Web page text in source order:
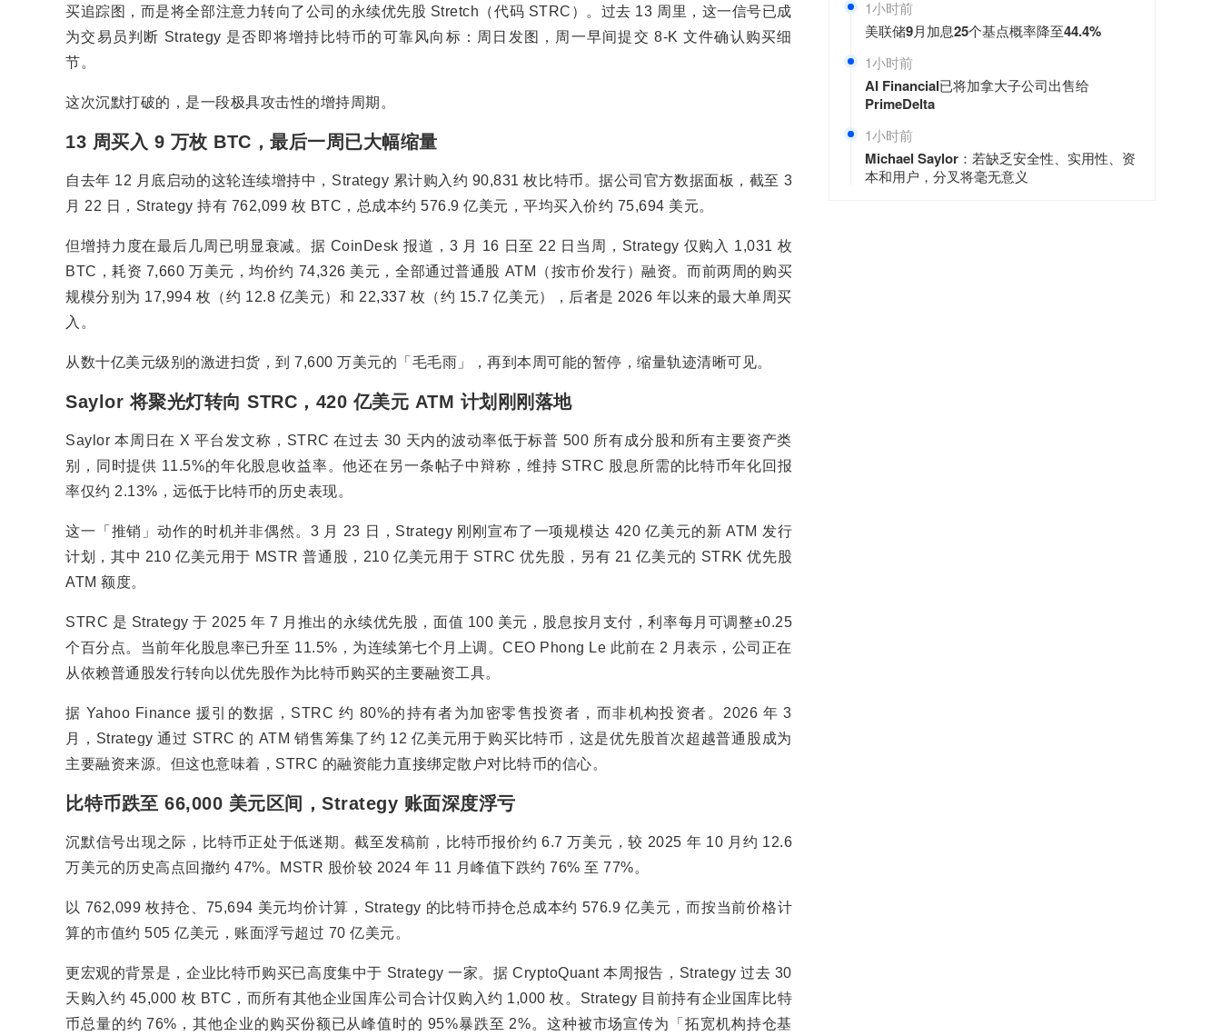
买追踪图，而是将全部注意力转向了公司的永续优先股 Stretch（代码 STRC）。过去 13 周里，这一信号已成
为交易员判断 Strategy 是否即将增持比特币的可靠风向标：周日发图，周一早间提交 8-K 文件确认购买细
节。
这次沉默打破的，是一段极具攻击性的增持周期。
13 周买入 9 万枚 BTC，最后一周已大幅缩量
自去年 12 月底启动的这轮连续增持中，Strategy 累计购入约 90,831 枚比特币。据公司官方数据面板，截至 3
月 22 日，Strategy 持有 762,099 枚 BTC，总成本约 576.9 亿美元，平均买入价约 75,694 美元。
但增持力度在最后几周已明显衰减。据 CoinDesk 报道，3 月 16 日至 22 日当周，Strategy 仅购入 1,031 枚
BTC，耗资 7,660 万美元，均价约 74,326 美元，全部通过普通股 ATM（按市价发行）融资。而前两周的购买
规模分别为 17,994 枚（约 12.8 亿美元）和 22,337 枚（约 15.7 亿美元），后者是 2026 年以来的最大单周买
入。
从数十亿美元级别的激进扫货，到 7,600 万美元的「毛毛雨」，再到本周可能的暂停，缩量轨迹清晰可见。
Saylor 将聚光灯转向 STRC，420 亿美元 ATM 计划刚刚落地
Saylor 本周日在 X 平台发文称，STRC 在过去 30 天内的波动率低于标普 500 所有成分股和所有主要资产类
别，同时提供 11.5%的年化股息收益率。他还在另一条帖子中辩称，维持 STRC 股息所需的比特币年化回报
率仅约 2.13%，远低于比特币的历史表现。
这一「推销」动作的时机并非偶然。3 月 23 日，Strategy 刚刚宣布了一项规模达 420 亿美元的新 ATM 发行
计划，其中 210 亿美元用于 MSTR 普通股，210 亿美元用于 STRC 优先股，另有 21 亿美元的 STRK 优先股
ATM 额度。
STRC 是 Strategy 于 2025 年 7 月推出的永续优先股，面值 100 美元，股息按月支付，利率每月可调整±0.25
个百分点。当前年化股息率已升至 11.5%，为连续第七个月上调。CEO Phong Le 此前在 2 月表示，公司正在
从依赖普通股发行转向以优先股作为比特币购买的主要融资工具。
据 Yahoo Finance 援引的数据，STRC 约 80%的持有者为加密零售投资者，而非机构投资者。2026 年 3
月，Strategy 通过 STRC 的 ATM 销售筹集了约 12 亿美元用于购买比特币，这是优先股首次超越普通股成为
主要融资来源。但这也意味着，STRC 的融资能力直接绑定散户对比特币的信心。
比特币跌至 66,000 美元区间，Strategy 账面深度浮亏
沉默信号出现之际，比特币正处于低迷期。截至发稿前，比特币报价约 6.7 万美元，较 2025 年 10 月约 12.6
万美元的历史高点回撤约 47%。MSTR 股价较 2024 年 11 月峰值下跌约 76% 至 77%。
以 762,099 枚持仓、75,694 美元均价计算，Strategy 的比特币持仓总成本约 576.9 亿美元，而按当前价格计
算的市值约 505 亿美元，账面浮亏超过 70 亿美元。
更宏观的背景是，企业比特币购买已高度集中于 Strategy 一家。据 CryptoQuant 本周报告，Strategy 过去 30
天购入约 45,000 枚 BTC，而所有其他企业国库公司合计仅购入约 1,000 枚。Strategy 目前持有企业国库比特
币总量的约 76%，其他企业的购买份额已从峰值时的 95%暴跌至 2%。这种被市场宣传为「拓宽机构持仓基
1小时前
美联储9月加息25个基点概率降至44.4%
1小时前
AI Financial已将加拿大子公司出售给
PrimeDelta
1小时前
Michael Saylor：若缺乏安全性、实用性、资
本和用户，分叉将毫无意义